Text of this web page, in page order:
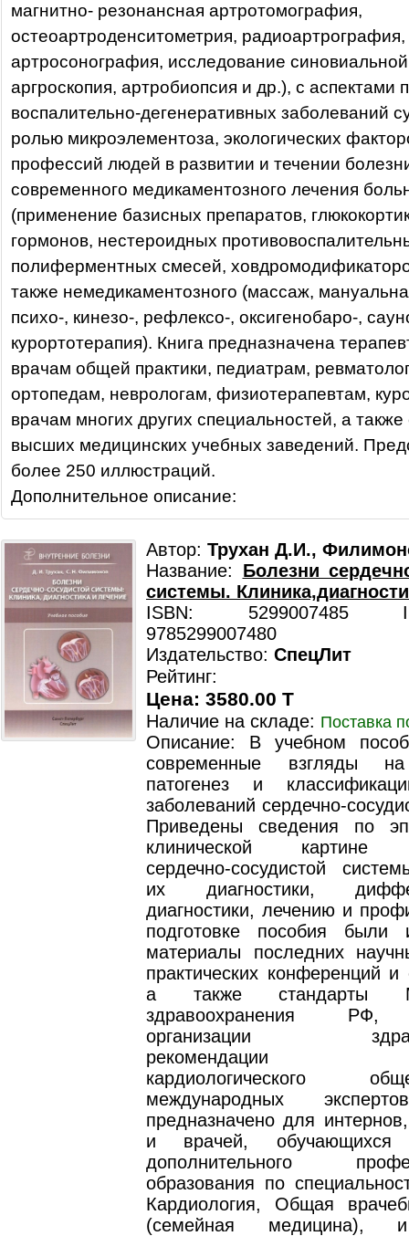
магнитно- резонансная артротомография,
остеоартроденситометрия, радиоартрография,
артросонография, исследование
аргроскопия, артробиопсия и др.), с аспектами
воспалительно-дегенеративных заболеваний
ролью микроэлементоза, экологических
профессий людей в развитии и течении
современного медикаментозного лечения
(применение базисных препаратов,
гормонов, нестероидных
полиферментных смесей,
также немедикаментозного (массаж,
психо-, кинезо-, рефлексо-, оксигенобаро-,
курортотерапия). Книга предназначена
врачам общей практики, педиатрам,
ортопедам, неврологам, физиотерапевтам,
врачам многих других специальностей, а также
высших медицинских учебных заведений.
более 250 иллюстраций.
Дополнительное описание:
Автор: Трухан Д.И.,
Название: Болезни
системы.
ISBN: 5299007485
9785299007480
Издательство: СпецЛит
Рейтинг:
Цена: 3580.00 T
Наличие на складе: Поставка
Описание: В учебном
современные взгляды
патогенез и
заболеваний сердечно-
Приведены сведения по
клинической картине
сердечно-сосудистой
их диагностики,
диагностики, лечению и
подготовке пособия были
материалы последних
практических конференций
а также стандарты
здравоохранения РФ,
организации
рекомендации
кардиологического
международных
предназначено для
и врачей,
дополнительного
образования по
Кардиология, Общая
(семейная медицина), и